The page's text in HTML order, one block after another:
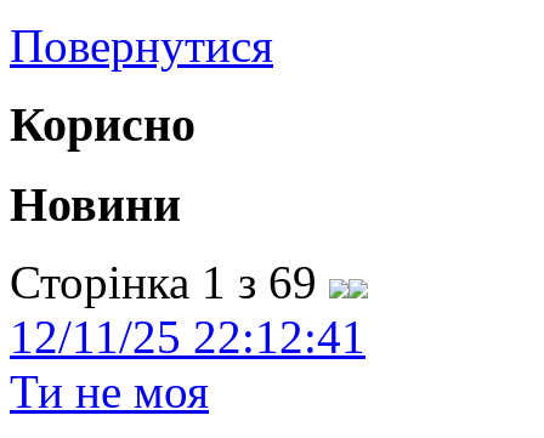
Повернутися
Корисно
Новини
Сторінка 1 з 69
12/11/25 22:12:41
Ти не моя